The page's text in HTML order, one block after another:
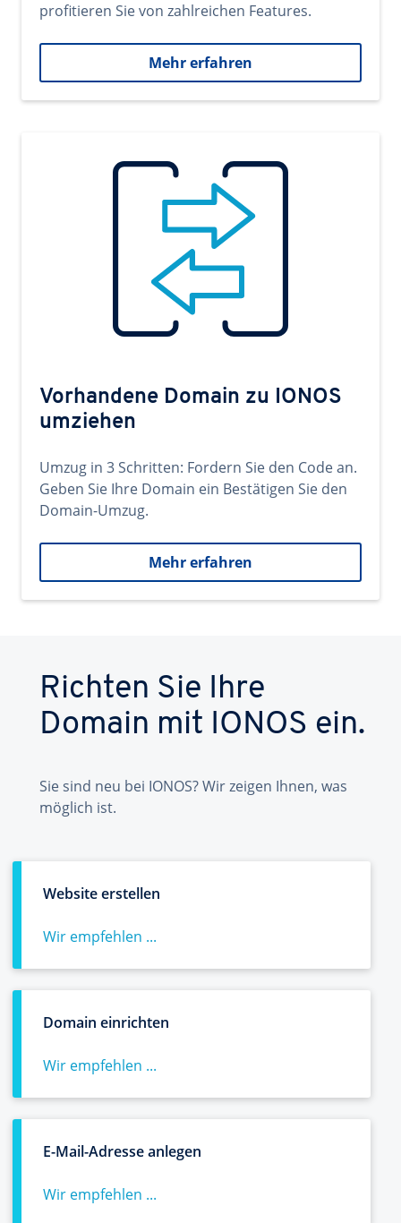
profitieren Sie von zahlreichen Features.
Mehr erfahren
Vorhandene Domain zu IONOS
umziehen
Umzug in 3 Schritten: Fordern Sie den Code an.
Geben Sie Ihre Domain ein Bestätigen Sie den
Domain-Umzug.
Mehr erfahren
Richten Sie Ihre
Domain mit IONOS ein.
Sie sind neu bei IONOS? Wir zeigen Ihnen, was
möglich ist.
Website erstellen
Wir empfehlen ...
Domain einrichten
Wir empfehlen ...
E-Mail-Adresse anlegen
Wir empfehlen ...